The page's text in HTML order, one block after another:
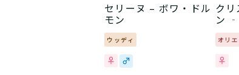
セリーヌ – ボワ・ドル
モン
ウッディ
ク
ン ‐
オリ